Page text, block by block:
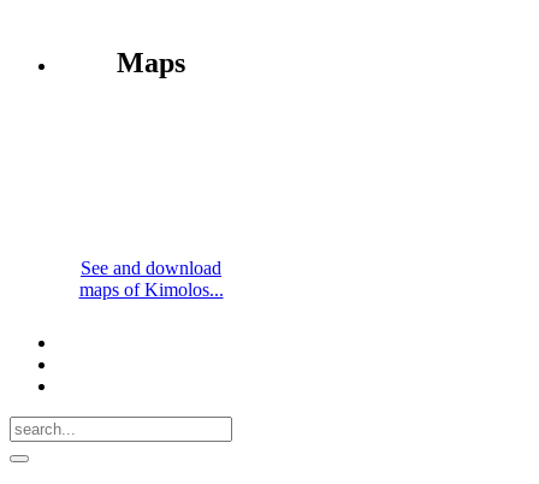
Maps
See and download
maps of Kimolos...